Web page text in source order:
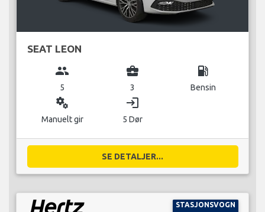
SEAT LEON
group
5
business_center
3
local_gas_station
Bensin
miscellaneous_services
Manuelt gir
login
5 Dør
SE DETALJER...
STASJONSVOGN